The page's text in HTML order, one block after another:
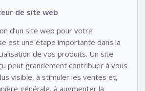
de site web
d’un site web pour votre
est une étape importante dans la
de vos produits. Un site
peut grandement contribuer à vous
visible, à stimuler les ventes et,
générale, à augmenter la